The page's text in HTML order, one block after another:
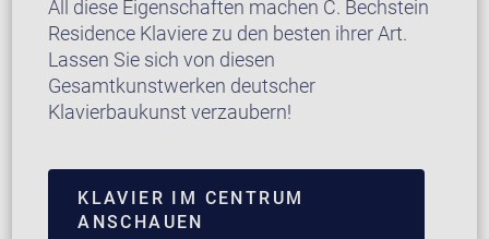
All diese Eigenschaften machen C. Bechstein
Residence Klaviere zu den besten ihrer Art.
Lassen Sie sich von diesen
Gesamtkunstwerken deutscher
Klavierbaukunst verzaubern!
KLAVIER IM CENTRUM
ANSCHAUEN